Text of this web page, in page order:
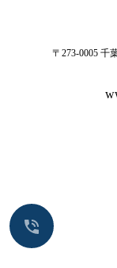
〒273-0005 千